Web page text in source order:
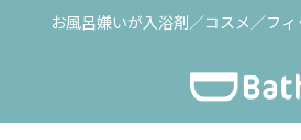
お風呂嫌いが入浴剤／コスメ／フ